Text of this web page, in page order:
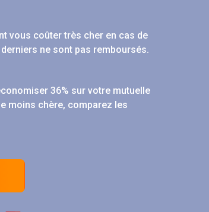
vous coûter très cher en cas de
ne sont pas remboursés.
36% sur votre mutuelle
moins chère, comparez les